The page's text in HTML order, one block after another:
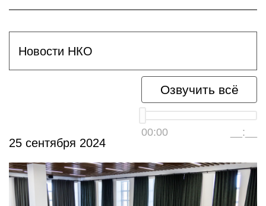
Новости НКО
Озвучить всё
00:00 __:__
25 сентября 2024